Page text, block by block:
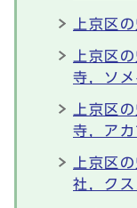
上京区
上京区
寺，ソ
上京区
寺，アカ
上京区
社，クス